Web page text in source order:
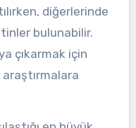
diğerlerinde
bulunabilir.
çıkarmak için